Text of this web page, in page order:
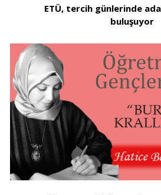
ETÜ, tercih günlerinde
buluşuyor